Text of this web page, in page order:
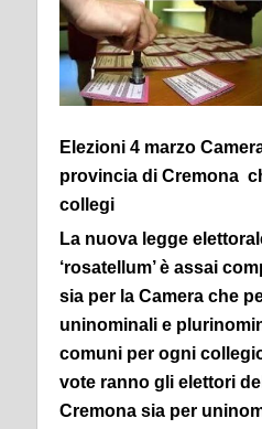
Elezioni 4 marzo
provincia di Cremona
collegi
La nuova legge
‘rosatellum’ è assai
sia per la Camera che
uninominali e
comuni per ogni
vote ranno gli elettori
Cremona sia per